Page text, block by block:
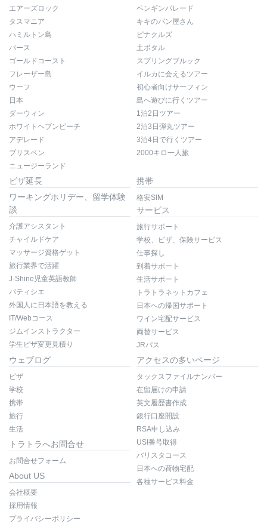
エアーズロック
タスマニア
ハミルトン島
パース
ゴールドコースト
フレーザー島
ウーフ
日本
ダーウィン
ホワイトヘブンビーチ
アデレード
ブリスベン
ニュージーランド
ペンギンパレード
キキのパン屋さん
ピナクルズ
土ボタル
スプリングブルック
イルカに会えるツアー
初心者向けサーフィン
島へ遊びに行くツアー
1泊2日ツアー
2泊3日弾丸ツアー
3泊4日で行くツアー
2000キロ一人旅
ビザ延長
ワーキングホリデー、留学体験
談
介護アシスタント
チャイルドケア
マッサージ資格ゲット
旅行業界で活躍
J-Shine児童英語教師
パティシエ
外国人に日本語を教える
IT/Webコース
ジムインストラクター
学生ビザ変更見積り
携帯
格安SIM
サービス
旅行サポート
学校、ビザ、保険サービス
仕事探し
到着サポート
生活サポート
トラトラネットカフェ
日本への帰国サポート
ワイン宅配サービス
両替サービス
JRパス
ウェブログ
ビザ
学校
携帯
旅行
生活
トラトラへお問合せ
お問合せフォーム
About US
会社概要
採用情報
プライバシーポリシー
アクセスの多いページ
タックスファイルナンバー
在留届けの申請
英文履歴書作成
銀行口座開設
RSA申し込み
USI番号取得
バリスタコース
日本への荷物宅配
各種サービス料金